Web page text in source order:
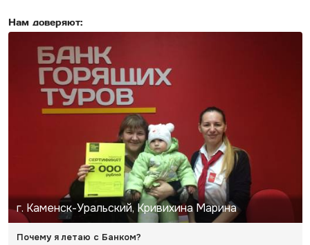
Нам доверяют:
г. Каменск-Уральский, Кривихина Марина
Почему я летаю с Банком?